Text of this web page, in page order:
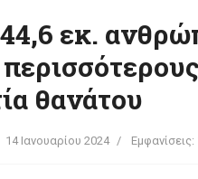
εκ.
θανάτου
14 Ιανουαρίου 2024 Εμφανίσεις: